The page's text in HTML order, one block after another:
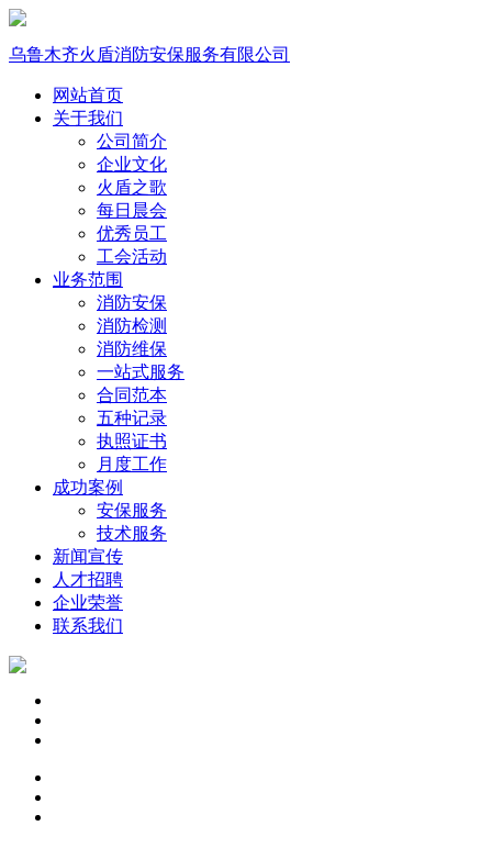
乌鲁木齐火盾消防安保服务有限公司
网站首页
关于我们
公司简介
企业文化
火盾之歌
每日晨会
优秀员工
工会活动
业务范围
消防安保
消防检测
消防维保
一站式服务
合同范本
五种记录
执照证书
月度工作
成功案例
安保服务
技术服务
新闻宣传
人才招聘
企业荣誉
联系我们